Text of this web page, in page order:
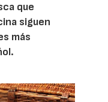
que
siguen
más